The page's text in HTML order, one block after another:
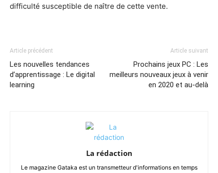
difficulté susceptible de naître de cette vente.
Article précédent
Les nouvelles tendances
d’apprentissage : Le digital
learning
Article suivant
Prochains jeux PC : Les
meilleurs nouveaux jeux à venir
en 2020 et au-delà
La rédaction
Le magazine Gataka est un transmetteur d'informations en temps